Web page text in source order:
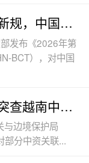
越南出台过境运输新规，中国货物中转通
发布《2026年第
BCT），对中国
美国依据双边协议突查越南中资工厂，三
与边境保护局
部分中资关联...